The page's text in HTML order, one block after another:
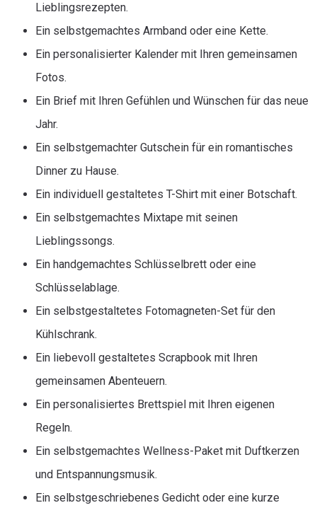
Lieblingsrezepten.
Ein selbstgemachtes Armband oder eine Kette.
Ein personalisierter Kalender mit Ihren gemeinsamen
Fotos.
Ein Brief mit Ihren Gefühlen und Wünschen für das neue
Jahr.
Ein selbstgemachter Gutschein für ein romantisches
Dinner zu Hause.
Ein individuell gestaltetes T-Shirt mit einer Botschaft.
Ein selbstgemachtes Mixtape mit seinen
Lieblingssongs.
Ein handgemachtes Schlüsselbrett oder eine
Schlüsselablage.
Ein selbstgestaltetes Fotomagneten-Set für den
Kühlschrank.
Ein liebevoll gestaltetes Scrapbook mit Ihren
gemeinsamen Abenteuern.
Ein personalisiertes Brettspiel mit Ihren eigenen
Regeln.
Ein selbstgemachtes Wellness-Paket mit Duftkerzen
und Entspannungsmusik.
Ein selbstgeschriebenes Gedicht oder eine kurze